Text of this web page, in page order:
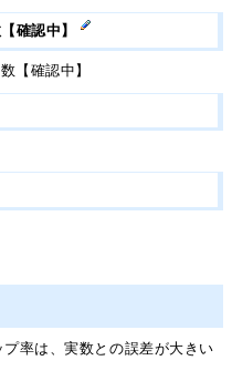
【確認中】
【確認中】
率は、実数との誤差が大きい